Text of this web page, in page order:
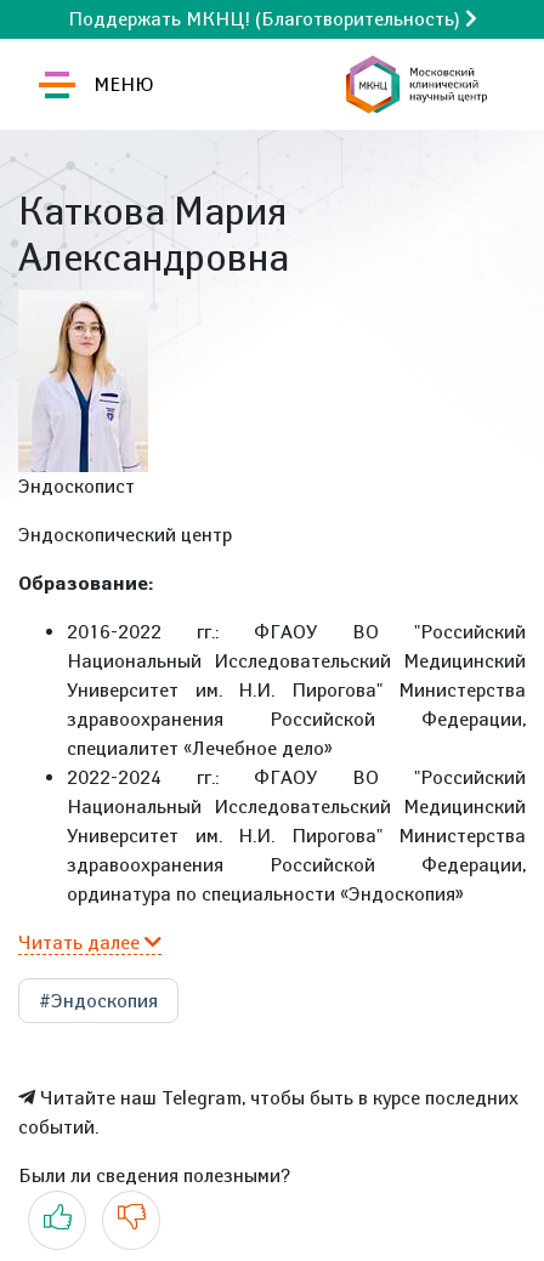
Поддержать МКНЦ! (Благотворительность)
МЕНЮ
Каткова Мария
Александровна
Эндоскопист
Эндоскопический центр
Образование:
2016-2022 гг.: ФГАОУ ВО "Российский
Национальный Исследовательский Медицинский
Университет им. Н.И. Пирогова" Министерства
здравоохранения Российской Федерации,
специалитет «Лечебное дело»
2022-2024 гг.: ФГАОУ ВО "Российский
Национальный Исследовательский Медицинский
Университет им. Н.И. Пирогова" Министерства
здравоохранения Российской Федерации,
ординатура по специальности «Эндоскопия»
Читать далее
#Эндоскопия
Читайте наш Telegram, чтобы быть в курсе последних
событий.
Были ли сведения полезными?
Да Нет